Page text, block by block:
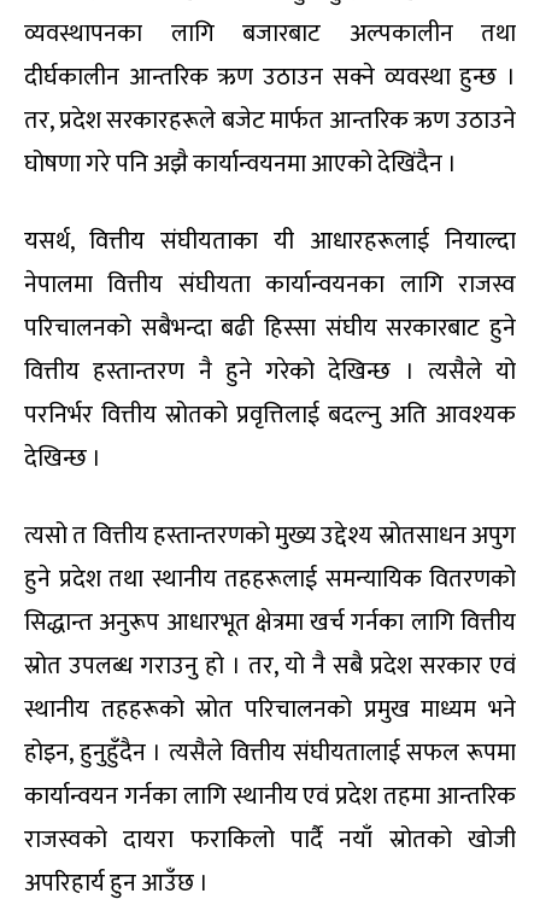
व्यवस्थापनका लागि बजारबाट अल्पकालीन तथा
दीर्घकालीन आन्तरिक ऋण उठाउन सक्ने व्यवस्था हुन्छ ।
तर, प्रदेश सरकारहरूले बजेट मार्फत आन्तरिक ऋण उठाउने
घोषणा गरे पनि अझै कार्यान्वयनमा आएको देखिंदैन ।
यसर्थ, वित्तीय संघीयताका यी आधारहरूलाई नियाल्दा
नेपालमा वित्तीय संघीयता कार्यान्वयनका लागि राजस्व
परिचालनको सबैभन्दा बढी हिस्सा संघीय सरकारबाट हुने
वित्तीय हस्तान्तरण नै हुने गरेको देखिन्छ । त्यसैले यो
परनिर्भर वित्तीय स्रोतको प्रवृत्तिलाई बदल्नु अति आवश्यक
देखिन्छ ।
त्यसो त वित्तीय हस्तान्तरणको मुख्य उद्देश्य स्रोतसाधन अपुग
हुने प्रदेश तथा स्थानीय तहहरूलाई समन्यायिक वितरणको
सिद्धान्त अनुरूप आधारभूत क्षेत्रमा खर्च गर्नका लागि वित्तीय
स्रोत उपलब्ध गराउनु हो । तर, यो नै सबै प्रदेश सरकार एवं
स्थानीय तहहरूको स्रोत परिचालनको प्रमुख माध्यम भने
होइन, हुनुहुँदैन । त्यसैले वित्तीय संघीयतालाई सफल रूपमा
कार्यान्वयन गर्नका लागि स्थानीय एवं प्रदेश तहमा आन्तरिक
राजस्वको दायरा फराकिलो पार्दै नयाँ स्रोतको खोजी
अपरिहार्य हुन आउँछ ।